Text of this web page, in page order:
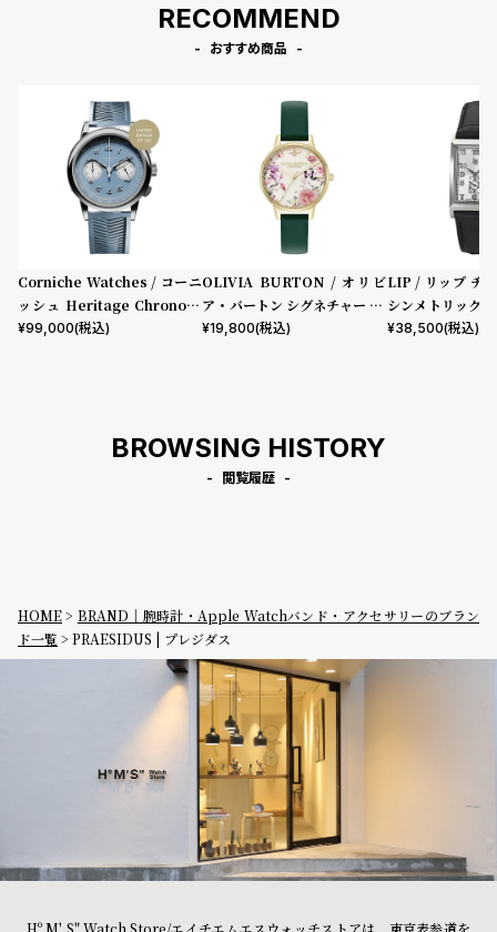
RECOMMEND
おすすめ商品
Corniche Watches / コーニ
ッシュ Heritage Chronogr
aph Visage ステンレス
¥99,000(税込)
OLIVIA BURTON / オリビ
ア・バートン シグネチャー 30
mm イラストレイテッド フロ
¥19,800(税込)
LIP / リップ チ
シンメトリック
ック型押しレザー
¥38,500(税込)
BROWSING HISTORY
閲覧履歴
HOME
BRAND｜腕時計・Apple Watchバンド・アクセサリーのブラン
ド一覧
PRAESIDUS | プレジダス